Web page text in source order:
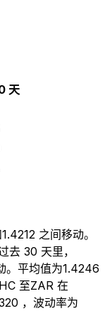
天
之间移动。
30 天里，
。平均值为1.4246
至ZAR 在
，波动率为